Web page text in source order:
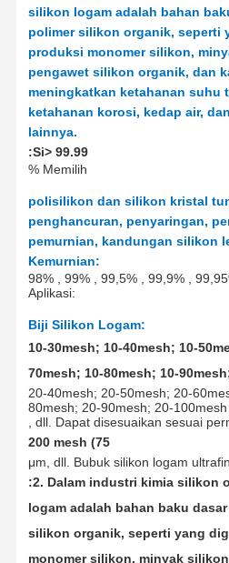
silikon logam adalah bahan
polimer silikon organik, seperti
produksi monomer silikon,
pengawet silikon organik, dan
meningkatkan ketahanan suhu
ketahanan korosi, kedap air,
lainnya.
:Si> 99.99
% Memilih
polisilikon dan silikon kristal
penghancuran, penyaringan,
pemurnian, kandungan silikon
Kemurnian:
98% , 99% , 99,5% , 99,9% ,
Aplikasi:
Biji Silikon Logam:
10-30mesh; 10-40mesh; 10-
70mesh; 10-80mesh; 10-
20-40mesh; 20-50mesh; 20-
80mesh; 20-90mesh; 20-100mesh
, dll. Dapat disesuaikan sesuai
200 mesh (75
μm , dll. Bubuk silikon logam
:2. Dalam industri kimia silikon
logam adalah bahan baku
silikon organik, seperti yang
monomer silikon, minyak